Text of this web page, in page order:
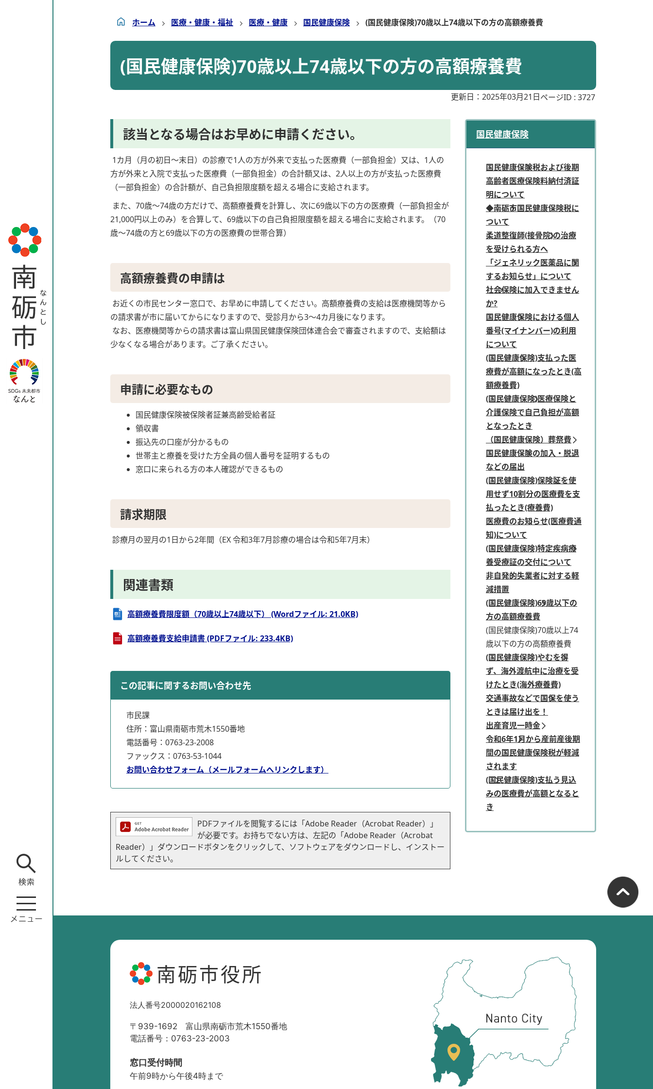
ホーム 医療・健康・福祉 医療・健康 国民健康保険 (国民健康保険)70歳以上74歳以下の方の高額療養費
(国民健康保険)70歳以上74歳以下の方の高額療養費
更新日：2025年03月21日ページID : 3727
該当となる場合はお早めに申請ください。
1カ月（月の初日～末日）の診療で1人の方が外来で支払った医療費（一部負担金）又は、1人の
方が外来と入院で支払った医療費（一部負担金）の合計額又は、2人以上の方が支払った医療費
（一部負担金）の合計額が、自己負担限度額を超える場合に支給されます。
また、70歳～74歳の方だけで、高額療養費を計算し、次に69歳以下の方の医療費（一部負担金が
21,000円以上のみ）を合算して、69歳以下の自己負担限度額を超える場合に支給されます。（70
歳～74歳の方と69歳以下の方の医療費の世帯合算）
高額療養費の申請は
お近くの市民センター窓口で、お早めに申請してください。高額療養費の支給は医療機関等から
の請求書が市に届いてからになりますので、受診月から3～4カ月後になります。
なお、医療機関等からの請求書は富山県国民健康保険団体連合会で審査されますので、支給額は
少なくなる場合があります。ご了承ください。
申請に必要なもの
国民健康保険被保険者証兼高齢受給者証
領収書
振込先の口座が分かるもの
世帯主と療養を受けた方全員の個人番号を証明するもの
窓口に来られる方の本人確認ができるもの
請求期限
診療月の翌月の1日から2年間（EX 令和3年7月診療の場合は令和5年7月末）
関連書類
高額療養費限度額（70歳以上74歳以下） (Wordファイル: 21.0KB)
高額療養費支給申請書 (PDFファイル: 233.4KB)
この記事に関するお問い合わせ先
市民課
住所：富山県南砺市荒木1550番地
電話番号：0763-23-2008
ファックス：0763-53-1044
お問い合わせフォーム（メールフォームへリンクします）
PDFファイルを閲覧するには「Adobe Reader（Acrobat Reader）」
が必要です。お持ちでない方は、左記の「Adobe Reader（Acrobat
Reader）」ダウンロードボタンをクリックして、ソフトウェアをダウンロードし、インストー
ルしてください。
国民健康保険
国民健康保険税および後期
高齢者医療保険料納付済証
明について
◆南砺市国民健康保険税に
ついて
柔道整復師(接骨院)の治療
を受けられる方へ
「ジェネリック医薬品に関
するお知らせ」について
社会保険に加入できません
か?
国民健康保険における個人
番号(マイナンバー)の利用
について
(国民健康保険)支払った医
療費が高額になったとき(高
額療養費)
(国民健康保険)医療保険と
介護保険で自己負担が高額
となったとき
（国民健康保険）葬祭費
国民健康保険の加入・脱退
などの届出
(国民健康保険)保険証を使
用せず10割分の医療費を支
払ったとき(療養費)
医療費のお知らせ(医療費通
知)について
(国民健康保険)特定疾病療
養受療証の交付について
非自発的失業者に対する軽
減措置
(国民健康保険)69歳以下の
方の高額療養費
(国民健康保険)70歳以上74
歳以下の方の高額療養費
(国民健康保険)やむを得
ず、海外渡航中に治療を受
けたとき(海外療養費)
交通事故などで国保を使う
ときは届け出を！
出産育児一時金
令和6年1月から産前産後期
間の国民健康保険税が軽減
されます
(国民健康保険)支払う見込
みの医療費が高額となると
き
南砺市役所
法人番号2000020162108
〒939-1692 富山県南砺市荒木1550番地
電話番号：0763-23-2003
窓口受付時間
午前9時から午後4時まで
位
置
を
記
し
た
地